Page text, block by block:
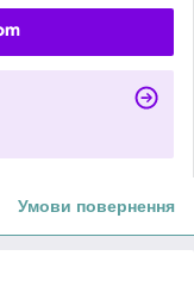
Умови повернення